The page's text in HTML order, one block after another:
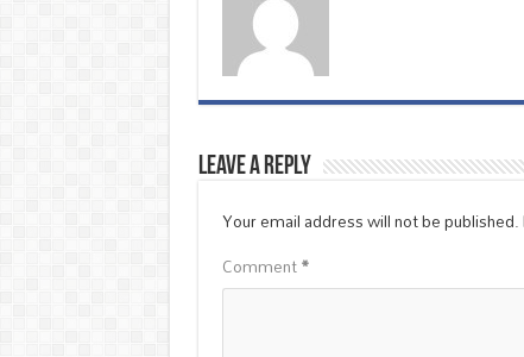
Leave a Reply
Your email address will not be published.
Comment*